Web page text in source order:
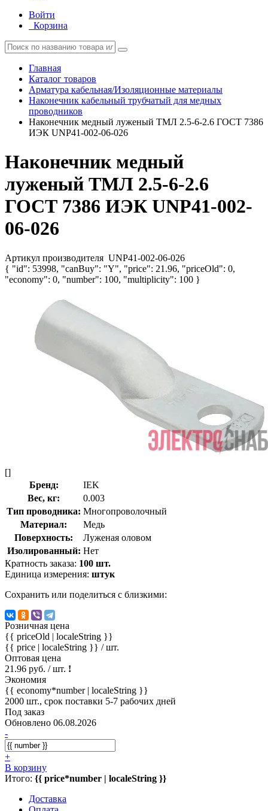
Войти
Корзина
Главная
Каталог товаров
Арматура кабельная/Изоляционные материалы
Наконечник кабельный трубчатый для медных
проводников
Наконечник медный луженый ТМЛ 2.5-6-2.6 ГОСТ 7386
ИЭК UNP41-002-06-026
Наконечник медный
луженый ТМЛ 2.5-6-2.6
ГОСТ 7386 ИЭК UNP41-002-
06-026
Артикул производителя UNP41-002-06-026
{ "id": 53998, "canBuy": "Y", "price": 21.96, "priceOld": 0,
"economy": 0, "number": 100, "multiplicity": 100 }
[]
Бренд:
IEK
Вес, кг:
0.003
Тип проводника: Многопроволочный
Материал:
Медь
Поверхность:
Луженая оловом
Изолированный: Нет
Кратность заказа: 100 шт.
Единица измерения: штук
Сохранить или поделиться с близкими:
Розничная цена
{{ priceOld | localeString }}
{{ price | localeString }} / шт.
Оптовая цена
21.96 руб. / шт. !
Экономия
{{ economy*number | localeString }}
2000 шт., срок поставки 5-7 рабочих дней
Под заказ
Обновлено 06.08.2026
-
+
В корзину
Итого: {{ price*number | localeString }}
Доставка